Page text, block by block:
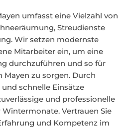
umfasst eine Vielzahl von
Streudienste
Wir setzen modernste
Mitarbeiter ein, um eine
durchzuführen und so für
Mayen zu sorgen. Durch
schnelle Einsätze
und professionelle
Vertrauen Sie
und Kompetenz im